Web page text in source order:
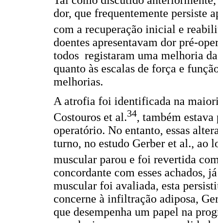
dor, que frequentemente persiste
com a recuperação inicial e
doentes apresentavam dor pré-
todos registaram uma melhoria
quanto às escalas de força e
melhorias.
A atrofia foi identificada na
Costouros et al.34, também
operatório. No entanto, essas
turno, no estudo Gerber et al., ao
muscular parou e foi revertida
concordante com esses achados,
muscular foi avaliada, esta
concerne à infiltração adiposa,
que desempenha um papel na